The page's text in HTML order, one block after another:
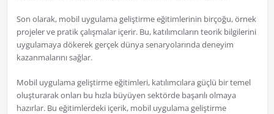
Son olarak, mobil uygulama geliştirme eğitimlerinin birçoğu, örnek
projeler ve pratik çalışmalar içerir. Bu, katılımcıların teorik bilgilerini
uygulamaya dökerek gerçek dünya senaryolarında deneyim
kazanmalarını sağlar.
Mobil uygulama geliştirme eğitimleri, katılımcılara güçlü bir temel
oluşturarak onları bu hızla büyüyen sektörde başarılı olmaya
hazırlar. Bu eğitimlerdeki içerik, mobil uygulama geliştirme